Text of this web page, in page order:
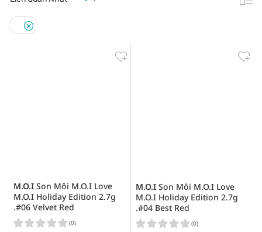
M.O.I Son Môi M.O.I Love
M.O.I Holiday Edition 2.7g
.#06 Velvet Red
(0)
M.O.I Son Môi M.O.I Love
M.O.I Holiday Edition 2.7g
.#04 Best Red
(0)